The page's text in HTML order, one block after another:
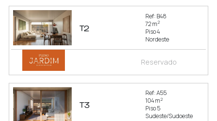
T2
Ref: B48
72 m2
Piso 4
Nordeste
Reservado
T3
Ref: A55
104 m2
Piso 5
Sudeste/Sudoeste